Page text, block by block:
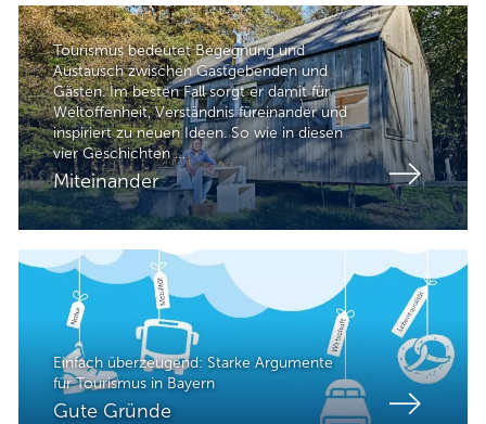
Tourismus bedeutet Begegnung und
Austausch zwischen Gastgebenden und
Gästen. Im besten Fall sorgt er damit für
Weltoffenheit, Verständnis füreinander und
inspiriert zu neuen Ideen. So wie in diesen
vier Geschichten …
Miteinander
Einfach überzeugend: Starke Argumente
für Tourismus in Bayern
Gute Gründe